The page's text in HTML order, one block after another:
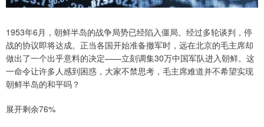
1953年6月，朝鲜半岛的战争局势已经陷入僵局。经过多轮谈判，停
战的协议即将达成。正当各国开始准备撤军时，远在北京的毛主席却
做出了一个出乎意料的决定——立刻调集30万中国军队进入朝鲜。这
一命令让许多人感到困惑，大家不禁思考，毛主席难道并不希望实现
朝鲜半岛的和平吗？
展开剩余76%